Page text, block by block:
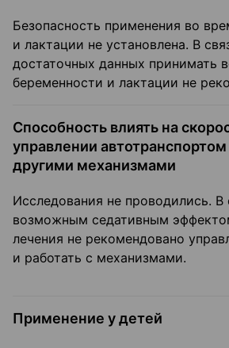
Безопасность применения во
и лактации не установлена. В
достаточных данных принимать
беременности и лактации не
Способность влиять на
управлении
другими механизмами
Исследования не проводились. В
возможным седативным
лечения не рекомендовано
и работать с механизмами.
Применение у детей